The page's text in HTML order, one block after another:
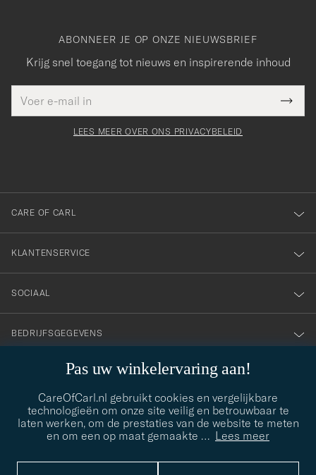
Pas uw winkelervaring aan!
CareOfCarl.nl gebruikt cookies en vergelijkbare
technologieën om onze site veilig en betrouwbaar te
laten werken, om de prestaties van de website te meten
en om een op maat gemaakte … Lees meer
ABONNEER JE OP ONZE NIEUWSBRIEF
Krijg snel toegang tot nieuws en inspirerende inhoud
mailadres
veldBedankt
voor
onze
nieuwsbrief!
LEES MEER OVER ONS PRIVACYBELEID
CARE OF CARL
KLANTENSERVICE
SOCIAAL
BEDRIJFSGEGEVENS
contact@careofcarl.com
Hulp nodig bij het vinden van jouw stijl? Laat ons je helpen, we
helpen je graag!